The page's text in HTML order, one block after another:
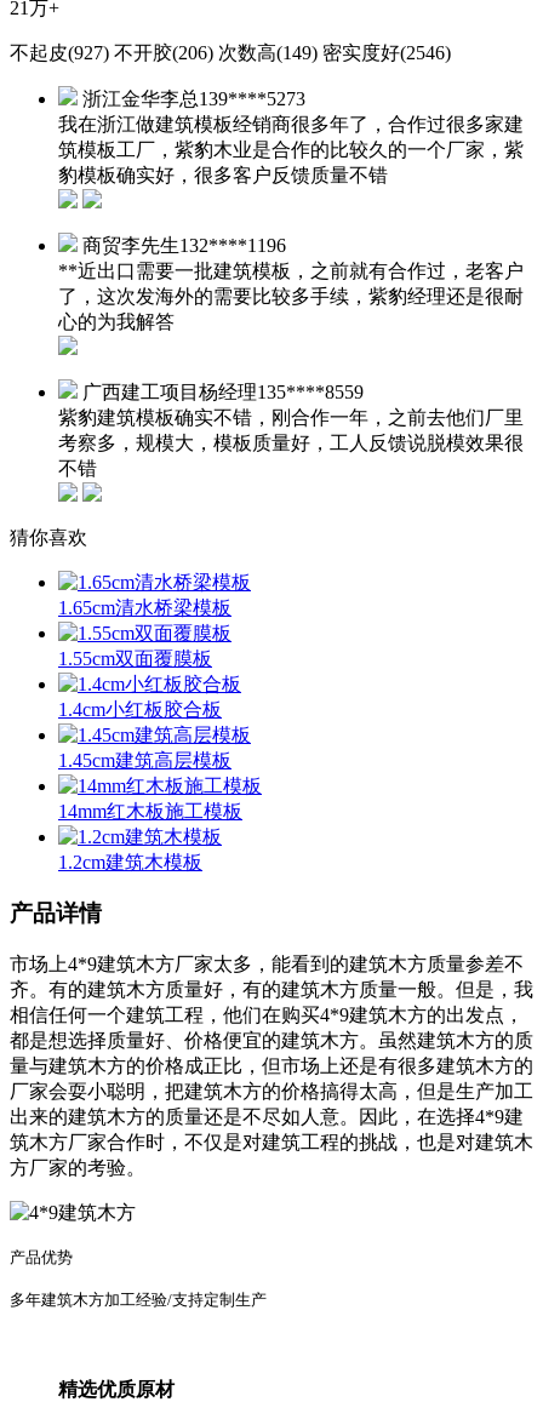
21万+
不起皮(927) 不开胶(206) 次数高(149) 密实度好(2546)
浙江金华李总139****5273
我在浙江做建筑模板经销商很多年了，合作过很多家建
筑模板工厂，紫豹木业是合作的比较久的一个厂家，紫
豹模板确实好，很多客户反馈质量不错
商贸李先生132****1196
**近出口需要一批建筑模板，之前就有合作过，老客户
了，这次发海外的需要比较多手续，紫豹经理还是很耐
心的为我解答
广西建工项目杨经理135****8559
紫豹建筑模板确实不错，刚合作一年，之前去他们厂里
考察多，规模大，模板质量好，工人反馈说脱模效果很
不错
猜你喜欢
1.65cm清水桥梁模板
1.55cm双面覆膜板
1.4cm小红板胶合板
1.45cm建筑高层模板
14mm红木板施工模板
1.2cm建筑木模板
产品详情
市场上4*9建筑木方厂家太多，能看到的建筑木方质量参差不
齐。有的建筑木方质量好，有的建筑木方质量一般。但是，我
相信任何一个建筑工程，他们在购买4*9建筑木方的出发点，
都是想选择质量好、价格便宜的建筑木方。虽然建筑木方的质
量与建筑木方的价格成正比，但市场上还是有很多建筑木方的
厂家会耍小聪明，把建筑木方的价格搞得太高，但是生产加工
出来的建筑木方的质量还是不尽如人意。因此，在选择4*9建
筑木方厂家合作时，不仅是对建筑工程的挑战，也是对建筑木
方厂家的考验。
产品优势
多年建筑木方加工经验/支持定制生产
精选优质原材